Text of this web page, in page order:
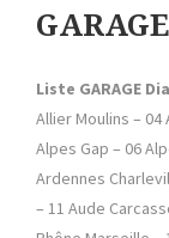
Liste GARAGE
Allier Moulins –
Alpes Gap – 06
Ardennes
– 11 Aude